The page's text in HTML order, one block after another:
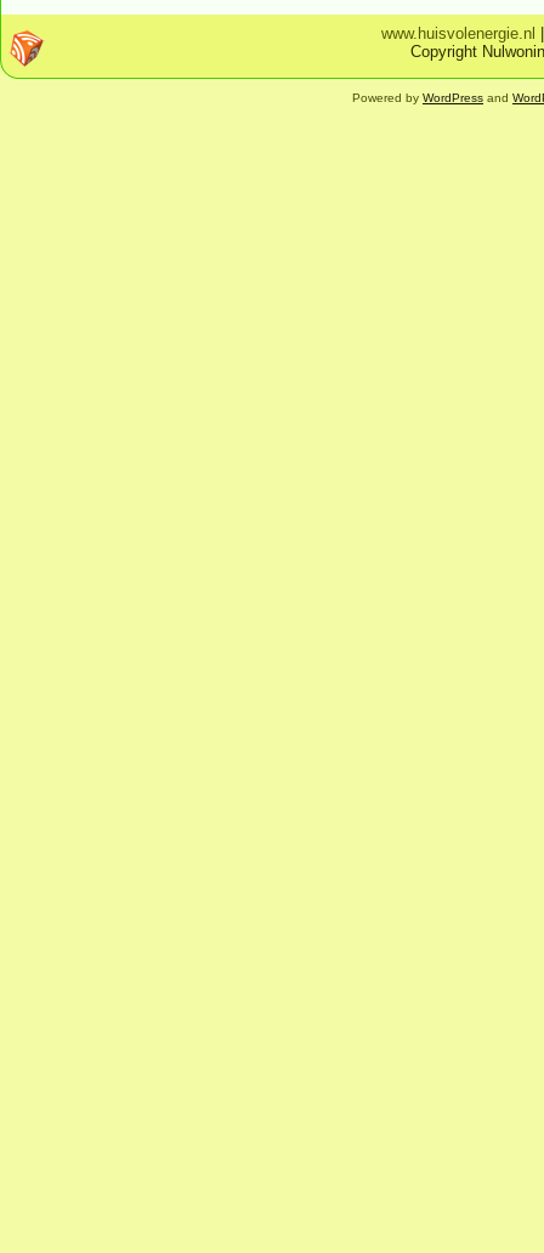
www.huisvolenergie.nl
Copyright
Powered by WordPress and